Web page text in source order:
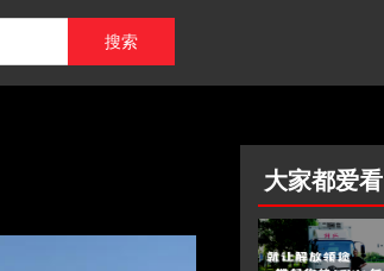
搜索
大家都爱看